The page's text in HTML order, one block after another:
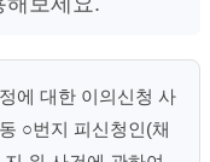
에 대한 이의신청 사
○번지 피신청인(채